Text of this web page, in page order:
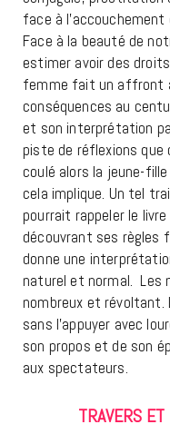
face à
Face à la beauté de
estimer avoir des
femme fait un affront
conséquences au
et son interprétation
piste de réflexions que
coulé alors la jeune-
cela implique. Un tel
pourrait rappeler le
découvrant ses règles
donne une
naturel et normal. Les
nombreux et révoltant.
sans l’appuyer avec
son propos et de son
aux spectateurs.
TRAVERS